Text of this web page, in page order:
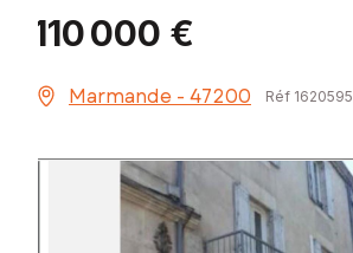
110 000 €
Marmande - 47200 Réf 1620595